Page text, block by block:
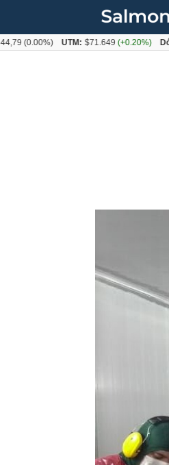
UTM: $71.649(+0.20%) Dólar: